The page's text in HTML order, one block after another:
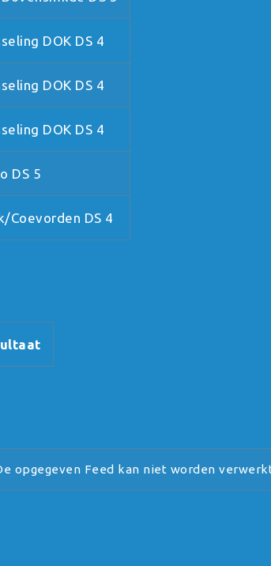
DOK DS 4
DOK DS 4
DOK DS 4
DS 5
Coevorden DS 4
opgegeven Feed kan niet worden